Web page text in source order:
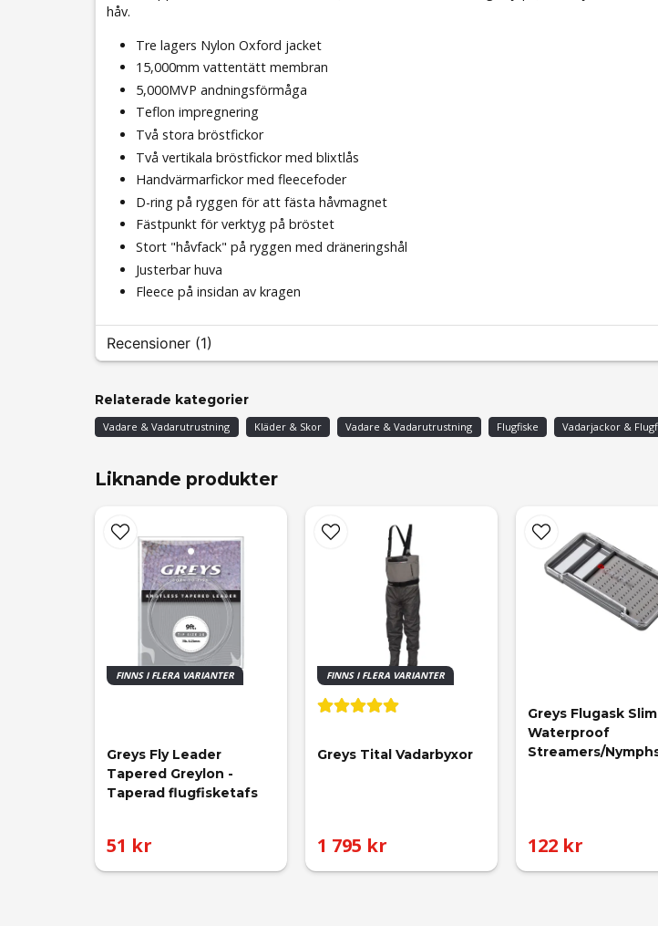
håv.
Tre lagers Nylon Oxford jacket
15,000mm vattentätt membran
5,000MVP andningsförmåga
Teflon impregnering
Två stora bröstfickor
Två vertikala bröstfickor med blixtlås
Handvärmarfickor med fleecefoder
D-ring på ryggen för att fästa håvmagnet
Fästpunkt för verktyg på bröstet
Stort "håvfack" på ryggen med dräneringshål
Justerbar huva
Fleece på insidan av kragen
Recensioner (1)
Raoul
Bästa Vadarjackan Rekommenderas
Relaterade kategorier
Vadare & Vadarutrustning Kläder & Skor Vadare & Vadarutrustning Flugfiske Vadarjackor &
Liknande produkter
FINNS I FLERA VARIANTER
Greys Fly Leader
Tapered Greylon -
Taperad flugfisketafs
51 kr
FINNS I FLERA VARIANTER
Greys Tital Vadarbyxor
1 795 kr
Greys Flugask Slim
Waterproof
Streamers/
122 kr